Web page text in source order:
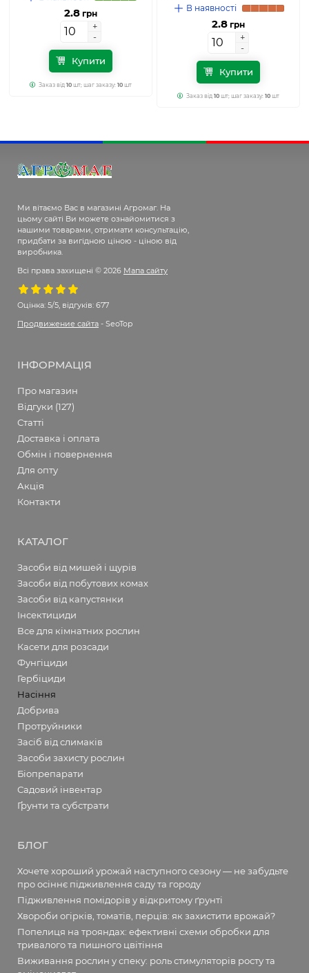
2.8 грн
+
-
+
-
Купити
Заказ від 10 шт; шаг заказу: 10 шт
В наявності
2.8 грн
+
-
+
-
Купити
Заказ від 10 шт; шаг заказу: 10 шт
Ми вітаємо Вас в магазині Агромаг. На
цьому сайті Ви можете ознайомитися з
нашими товарами, отримати консультацію,
придбати за вигідною ціною - ціною від
виробника.
Всі права захищені © 2026 Мапа сайту
Оцінка: 5/5, відгуків: 677
Продвижение сайта - SeoTop
ІНФОРМАЦІЯ
Про магазин
Відгуки (127)
Статті
Доставка і оплата
Обмін і повернення
Для опту
Акція
Контакти
КАТАЛОГ
Засоби від мишей і щурів
Засоби від побутових комах
Засоби від капустянки
Інсектициди
Все для кімнатних рослин
Касети для розсади
Фунгіциди
Гербіциди
Насіння
Добрива
Протруйники
Засіб від слимаків
Засоби захисту рослин
Біопрепарати
Садовий інвентар
Ґрунти та субстрати
БЛОГ
Хочете хороший урожай наступного сезону — не забудьте
про осіннє підживлення саду та городу
Підживлення помідорів у відкритому ґрунті
Хвороби огірків, томатів, перців: як захистити врожай?
Попелиця на трояндах: ефективні схеми обробки для
тривалого та пишного цвітіння
Виживання рослин у спеку: роль стимуляторів росту та